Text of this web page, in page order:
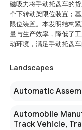
磁吸力将手动托盘车的
个下转动架限位装置；
限位装置。本发明结构
量与生产效率，降低了
动环境，满足手动托盘
Landscapes
Automatic
Automobile
Track Vehicle,